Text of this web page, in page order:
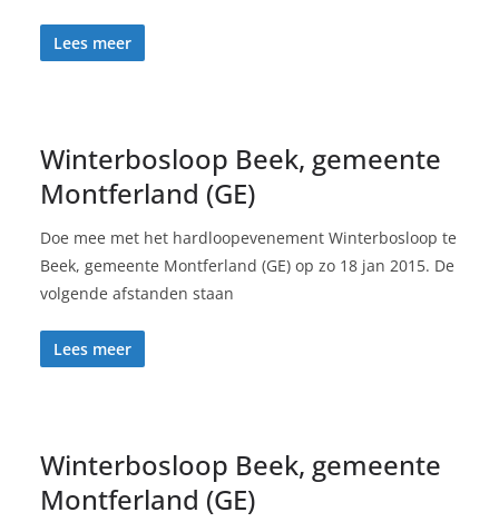
Lees meer
Winterbosloop Beek, gemeente
Montferland (GE)
Doe mee met het hardloopevenement Winterbosloop te
Beek, gemeente Montferland (GE) op zo 18 jan 2015. De
volgende afstanden staan
Lees meer
Winterbosloop Beek, gemeente
Montferland (GE)